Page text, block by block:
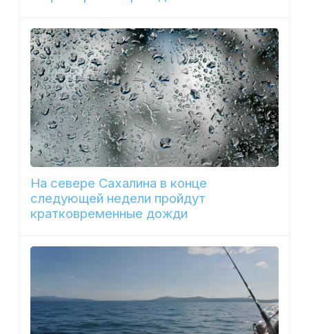
На севере Сахалина в конце
следующей недели пройдут
кратковременные дожди